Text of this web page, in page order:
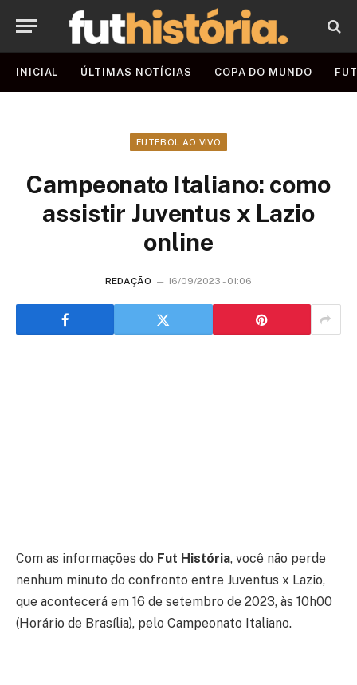
INICIAL ÚLTIMAS NOTÍCIAS COPA DO MUNDO
FUTEBOL AO VIVO
Campeonato Italiano: como
assistir Juventus x Lazio
online
REDAÇÃO 16/09/2023 - 01:06
Com as informações do Fut História, você não perde
nenhum minuto do confronto entre Juventus x Lazio,
que acontecerá em 16 de setembro de 2023, às 10h00
(Horário de Brasília), pelo Campeonato Italiano.